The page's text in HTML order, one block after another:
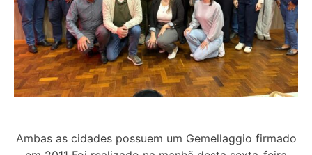
Ambas as cidades possuem um Gemellaggio firmado